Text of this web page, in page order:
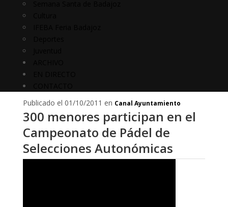
Publicado el 01/10/2011 en Canal Ayuntamiento
300 menores participan en el
Campeonato de Pádel de
Selecciones Autonómicas